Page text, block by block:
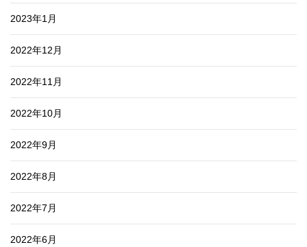
2023年1月
2022年12月
2022年11月
2022年10月
2022年9月
2022年8月
2022年7月
2022年6月